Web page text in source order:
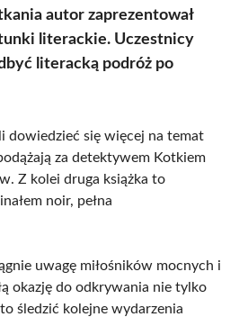
autor zaprezentował
literackie. Uczestnicy
literacką podróż po
dowiedzieć się więcej na temat
za detektywem Kotkiem
Z kolei druga książka to
noir, pełna
uwagę miłośników mocnych i
okazję do odkrywania nie tylko
śledzić kolejne wydarzenia